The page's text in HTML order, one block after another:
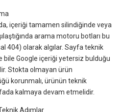
içeriği tamamen silindiğinde veya
arama motoru botları bu
404) olarak algılar. Sayfa teknik
bile Google içeriği yetersiz bulduğu
Stokta olmayan ürün
korunmalı, ürünün teknik
kalmaya devam etmelidir.
Adımlar